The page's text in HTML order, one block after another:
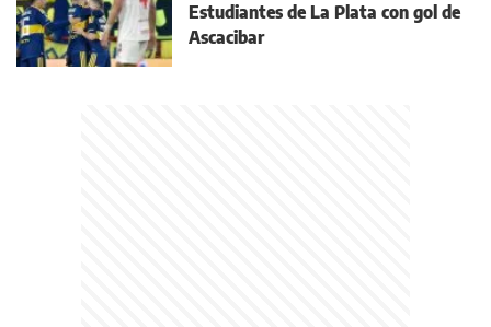
Estudiantes de La Plata con gol de
Ascacibar